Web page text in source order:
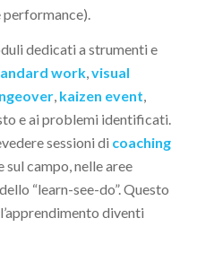
dedicati a strumenti e
work,visual
, kaizen event,
e ai problemi identificati.
sessioni di coaching
campo, nelle aree
“learn-see-do”. Questo
diventi